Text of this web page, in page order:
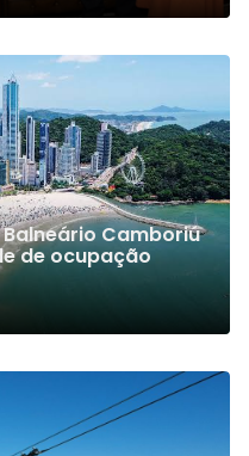
Camboriú
de ocupação